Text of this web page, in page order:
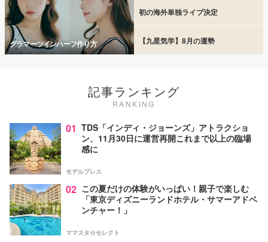
グラマーツインハーフ作り方
初の海外単独ライブ決定
【九星気学】8月の運勢
記事ランキング
RANKING
01 TDS「インディ・ジョーンズ」アトラクショ
ン、11月30日に運営再開これまで以上の臨場
感に
モデルプレス
02 この夏だけの体験がいっぱい！親子で楽しむ
「東京ディズニーランドホテル・サマーアドベ
ンチャー！」
ママスタ☆セレクト